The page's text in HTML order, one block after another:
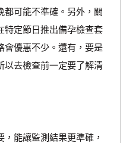
都可能不準確。另外，關
特定節日推出備孕檢查套
會優惠不少。還有，要是
以去檢查前一定要了解清
能讓監測結果更準確，